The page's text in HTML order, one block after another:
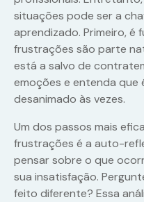
situações pode ser a
aprendizado. Primeiro, é
frustrações são parte
está a salvo de
emoções e entenda que
desanimado às vezes.
Um dos passos mais
frustrações é a auto-
pensar sobre o que
sua insatisfação.
feito diferente? Essa